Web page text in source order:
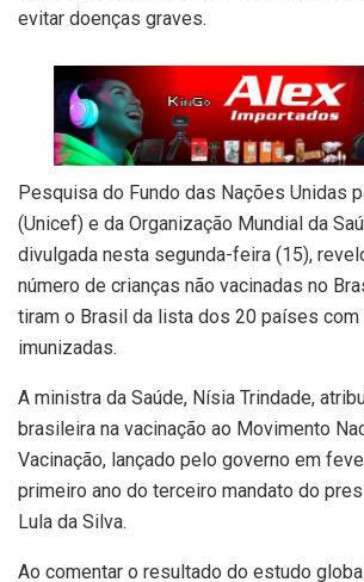
evitar doenças graves.
Pesquisa do Fundo das Nações Unidas
(Unicef) e da Organização Mundial da
divulgada nesta segunda-feira (15),
número de crianças não vacinadas no
tiram o Brasil da lista dos 20 países com
imunizadas.
A ministra da Saúde, Nísia Trindade,
brasileira na vacinação ao Movimento
Vacinação, lançado pelo governo em
primeiro ano do terceiro mandato do
Lula da Silva.
Ao comentar o resultado do estudo